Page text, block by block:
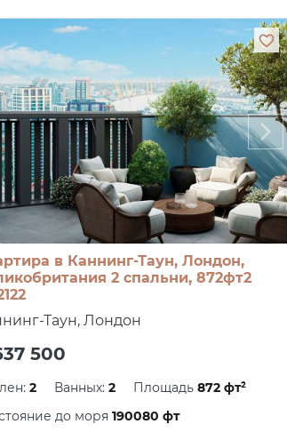
в Каннинг-Таун, Лондон,
2 спальни, 872фт2
Таун, Лондон
500
2 Ванных: 2 Площадь 872 фт²
до моря 190080 фт